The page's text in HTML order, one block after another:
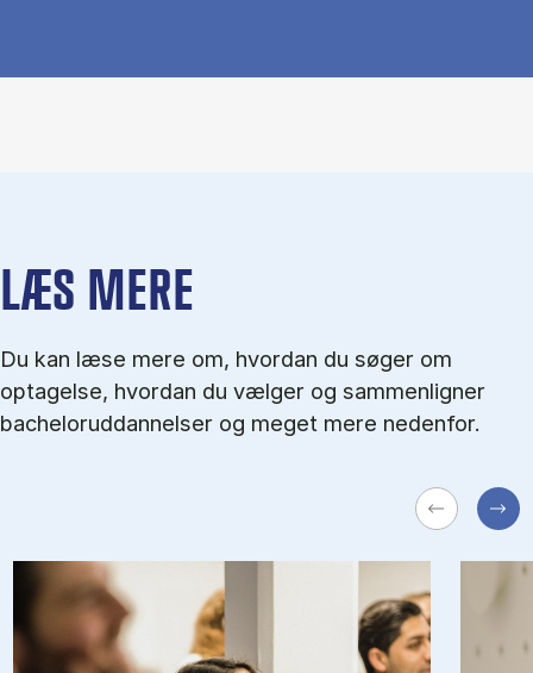
LÆS MERE
Du kan læse mere om, hvordan du søger om
optagelse, hvordan du vælger og sammenligner
bacheloruddannelser og meget mere nedenfor.